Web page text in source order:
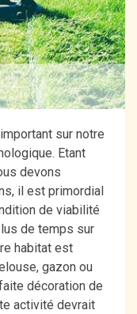
sur notre
Etant
devons
il est primordial
de viabilité
de temps sur
habitat est
gazon ou
décoration de
activité devrait